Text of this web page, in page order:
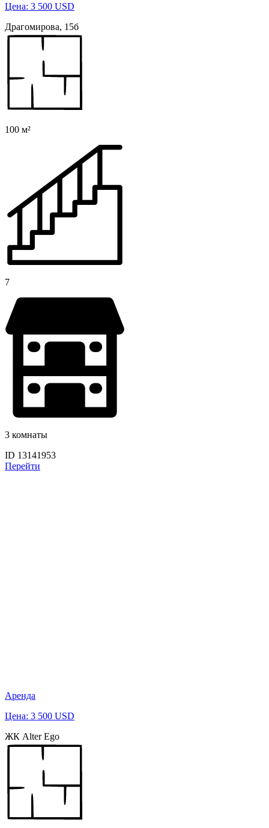
Цена: 3 500 USD
Драгомирова, 15б
100 м²
7
3 комнаты
ID 13141953
Перейти
Аренда
Цена: 3 500 USD
ЖК Alter Ego